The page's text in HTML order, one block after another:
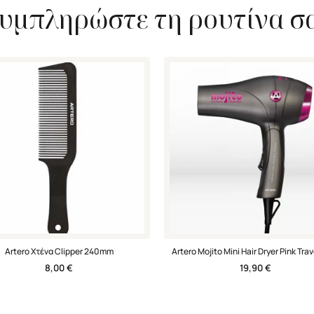
τη ρουτίνα
Artero Χτένα Clipper 240mm
8,00€
Artero Mojito Mini Hair Dryer Pink
19,90€